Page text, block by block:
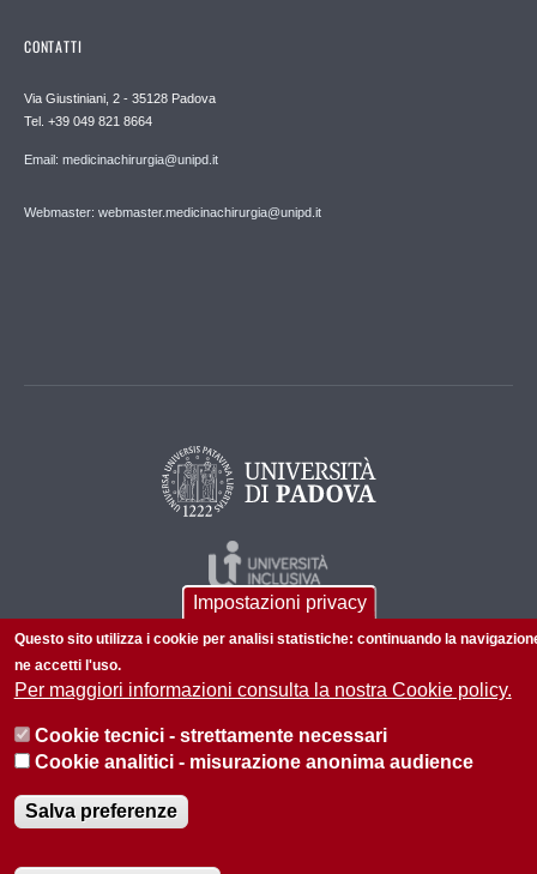
CONTATTI
Via Giustiniani, 2 - 35128 Padova
Tel. +39 049 821 8664
Email: medicinachirurgia@unipd.it
Webmaster: webmaster.medicinachirurgia@unipd.it
© 2026 Università di Padova - Tutti i diritti riservati
Informazioni su questo sito
Impostazioni privacy
Questo sito utilizza i cookie per analisi statistiche: continuando la
ne accetti l'uso.
Per maggiori informazioni consulta la nostra Cookie policy.
Cookie tecnici - strettamente necessari
Cookie analitici - misurazione anonima audience
Salva preferenze